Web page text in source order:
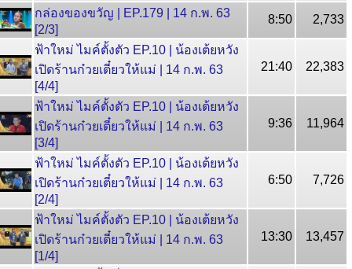
กล่องของขวัญ | EP.179 | 14 ก.พ. 63
[2/3]
8:50 2,733
ฟ้าใหม่ ไมค์ตั้งตัว EP.10 | น้องเต้ยหวัง
เปิดร้านก๋วยเตี๋ยวให้แม่ | 14 ก.พ. 63
[4/4]
21:40 22,383
ฟ้าใหม่ ไมค์ตั้งตัว EP.10 | น้องเต้ยหวัง
เปิดร้านก๋วยเตี๋ยวให้แม่ | 14 ก.พ. 63
[3/4]
9:36 11,964
ฟ้าใหม่ ไมค์ตั้งตัว EP.10 | น้องเต้ยหวัง
เปิดร้านก๋วยเตี๋ยวให้แม่ | 14 ก.พ. 63
[2/4]
6:50 7,726
ฟ้าใหม่ ไมค์ตั้งตัว EP.10 | น้องเต้ยหวัง
เปิดร้านก๋วยเตี๋ยวให้แม่ | 14 ก.พ. 63
[1/4]
13:30 13,457